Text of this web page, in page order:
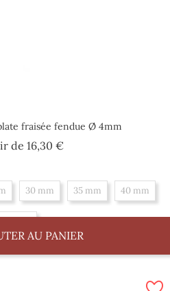
fraisée fendue Ø 4mm
de 16,30 €Prix
30 mm 35 mm 40 mm
AU PANIER